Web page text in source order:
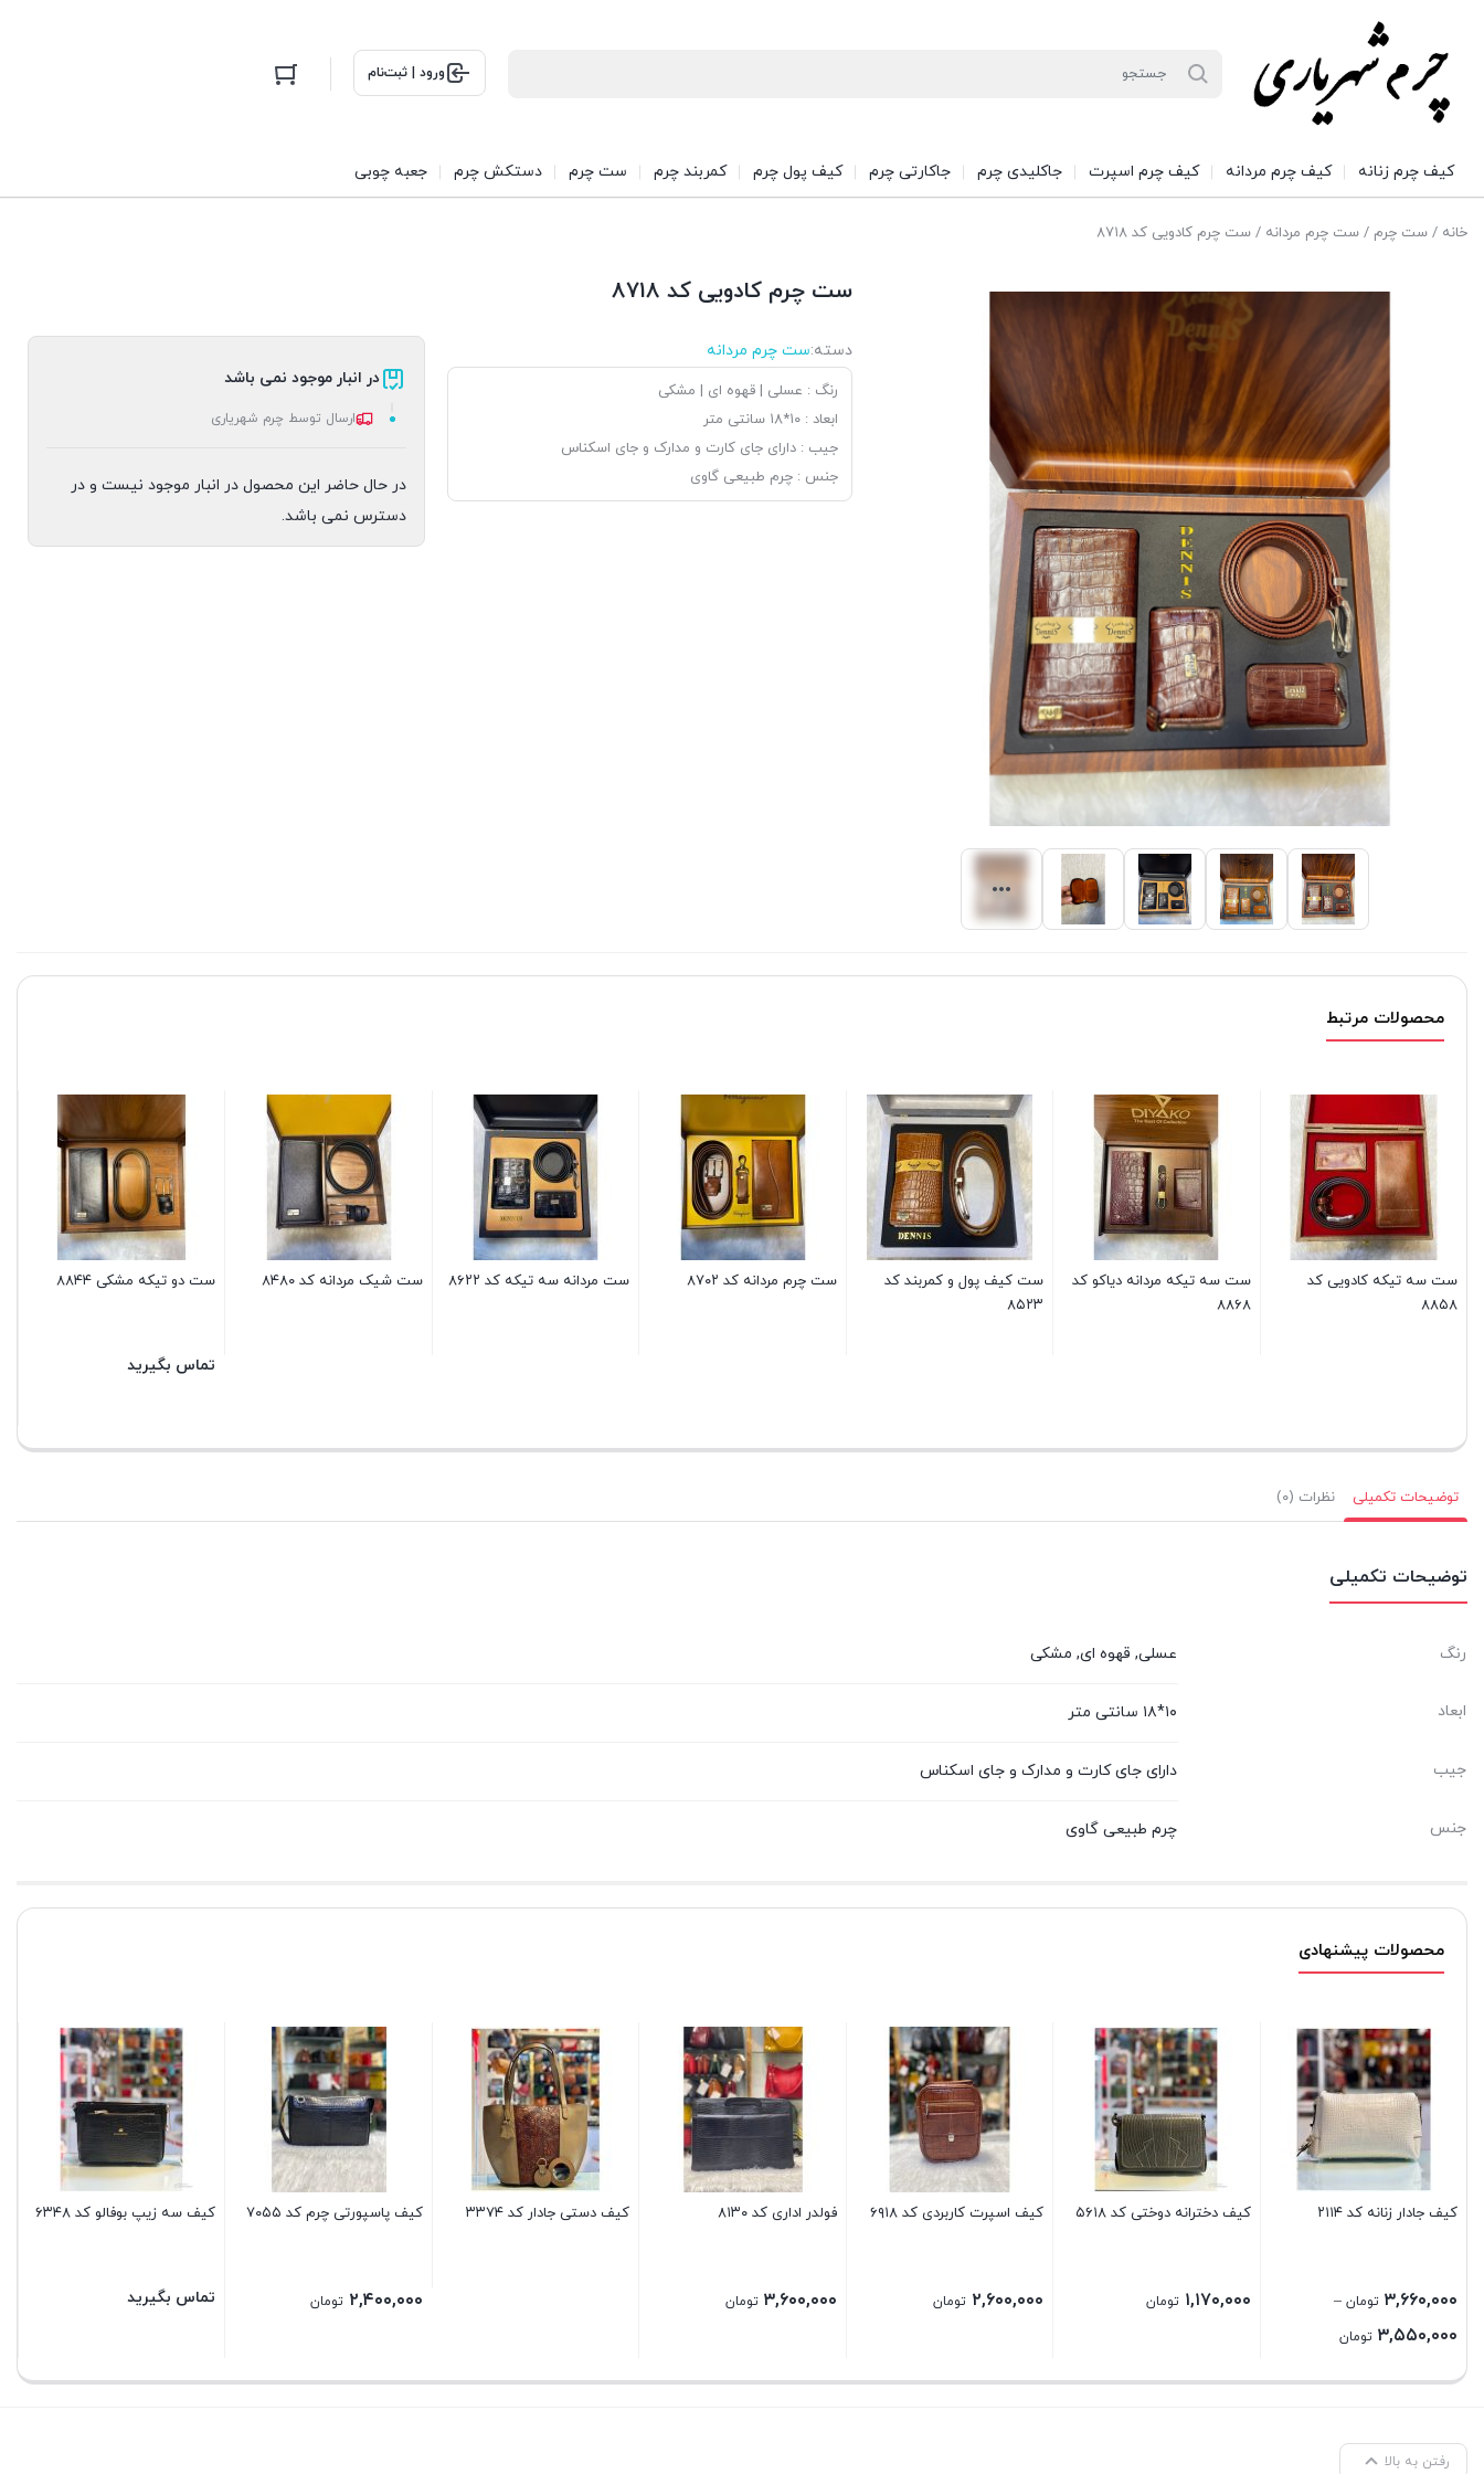
ورود | ثبت‌نام
کیف چرم زنانه کیف چرم مردانه کیف چرم اسپرت جاکلیدی چرم جاکارتی چرم کیف پول چرم کمربند چرم ست چرم دستکش چرم جعبه چوبی
خانه / ست چرم / ست چرم مردانه / ست چرم کادویی کد ۸۷۱۸
ست چرم کادویی کد ۸۷۱۸
دسته:ست چرم مردانه
رنگ : عسلی | قهوه ای | مشکی
ابعاد : ۱۰*۱۸ سانتی متر
جیب : دارای جای کارت و مدارک و جای اسکناس
جنس : چرم طبیعی گاوی
در انبار موجود نمی باشد
ارسال توسط چرم شهریاری
در حال حاضر این محصول در انبار موجود نیست و در
دسترس نمی باشد.
محصولات مرتبط
ست سه تیکه کادویی کد
۸۸۵۸
ست سه تیکه مردانه دیاکو کد
۸۸۶۸
ست کیف پول و کمربند کد
۸۵۲۳
ست چرم مردانه کد ۸۷۰۲ ست مردانه سه تیکه کد ۸۶۲۲ ست شیک مردانه کد ۸۴۸۰ ست دو تیکه مشکی ۸۸۴۴
تماس بگیرید
توضیحات تکمیلی نظرات (۰)
توضیحات تکمیلی
رنگ عسلی, قهوه ای, مشکی
ابعاد ۱۰*۱۸ سانتی متر
جیب دارای جای کارت و مدارک و جای اسکناس
جنس چرم طبیعی گاوی
محصولات پیشنهادی
کیف جادار زنانه کد ۲۱۱۴
۳,۶۶۰,۰۰۰ تومان –
۳,۵۵۰,۰۰۰ تومان
3,660,000 تومان
کیف دخترانه دوختی کد ۵۶۱۸
۱,۱۷۰,۰۰۰ تومان
کیف اسپرت کاربردی کد ۶۹۱۸
۲,۶۰۰,۰۰۰ تومان
فولدر اداری کد ۸۱۳۰
۳,۶۰۰,۰۰۰ تومان
کیف دستی جادار کد ۳۳۷۴ کیف پاسپورتی چرم کد ۷۰۵۵
۲,۴۰۰,۰۰۰ تومان
کیف سه زیپ بوفالو کد ۶۳۴۸
تماس بگیرید
رفتن به بالا